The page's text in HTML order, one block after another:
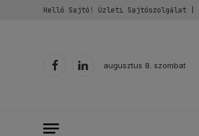
Helló Sajtó! Üzleti Sajtószolgálat |
FacebookLinkedIn
augusztus 8. szombat